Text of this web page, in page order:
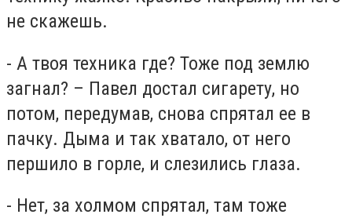
не скажешь.
- А твоя техника где? Тоже под землю
загнал? – Павел достал сигарету, но
потом, передумав, снова спрятал ее в
пачку. Дыма и так хватало, от него
першило в горле, и слезились глаза.
- Нет, за холмом спрятал, там тоже